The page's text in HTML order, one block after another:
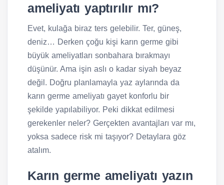
ameliyatı yaptırılır mı?
Evet, kulağa biraz ters gelebilir. Ter, güneş,
deniz… Derken çoğu kişi karın germe gibi
büyük ameliyatları sonbahara bırakmayı
düşünür. Ama işin aslı o kadar siyah beyaz
değil. Doğru planlamayla yaz aylarında da
karın germe ameliyatı gayet konforlu bir
şekilde yapılabiliyor. Peki dikkat edilmesi
gerekenler neler? Gerçekten avantajları var mı,
yoksa sadece risk mi taşıyor? Detaylara göz
atalım.
Karın germe ameliyatı yazın